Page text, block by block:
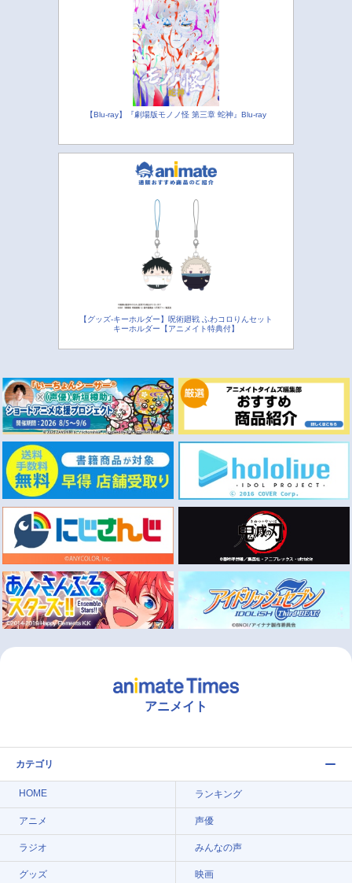
【Blu-ray】『劇場版モノノ怪 第三章 蛇神』Blu-ray
【グッズ-キーホルダー】呪術廻戦 ふわコロりんセット
キーホルダー【アニメイト特典付】
アニメイト
カテゴリ
HOME ランキング
アニメ 声優
ラジオ みんなの声
グッズ 映画